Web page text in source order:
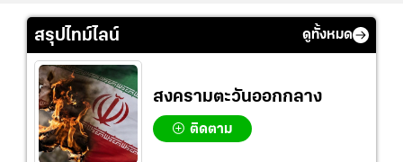
สรุปไทม์ไลน์ ดูทั้งหมด
สงครามตะวันออกกลาง
ติดตาม